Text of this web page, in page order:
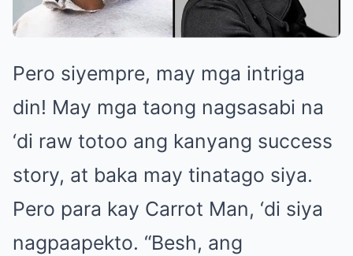
Pero siyempre, may mga intriga
din! May mga taong nagsasabi na
‘di raw totoo ang kanyang success
story, at baka may tinatago siya.
Pero para kay Carrot Man, ‘di siya
nagpaapekto. “Besh, ang